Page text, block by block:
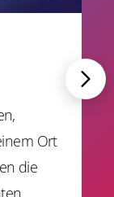
Ort
die